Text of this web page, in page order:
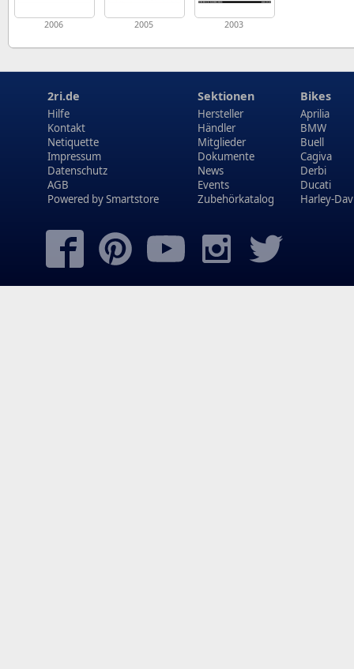
2006 2005 2003
2ri.de
Hilfe
Kontakt
Netiquette
Impressum
Datenschutz
AGB
Powered bySmartstore
Sektionen
Hersteller
Händler
Mitglieder
Dokumente
News
Events
Zubehörkatalog
Bikes
Aprilia
BMW
Buell
Cagiva
Derbi
Ducati
Harley-